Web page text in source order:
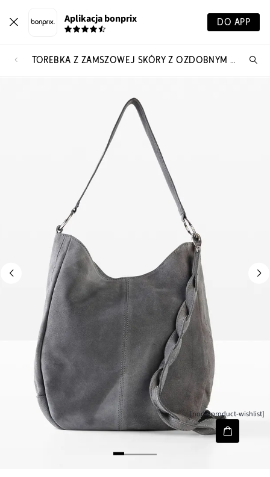
Aplikacja bonprix DO APP
TOREBKA Z ZAMSZOWEJ SKÓRY Z OZDOBNYM DODATKOWYM PASKIEM
[node-product-wishlist]